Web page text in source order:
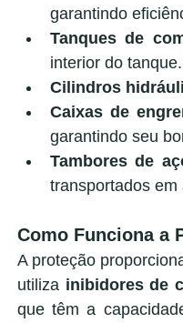
garantindo
Tanques de
interior do tanque.
Cilindros
Caixas de
garantindo seu
Tambores de
transportados
Como Funciona a
A proteção
utiliza inibidores de
que têm a